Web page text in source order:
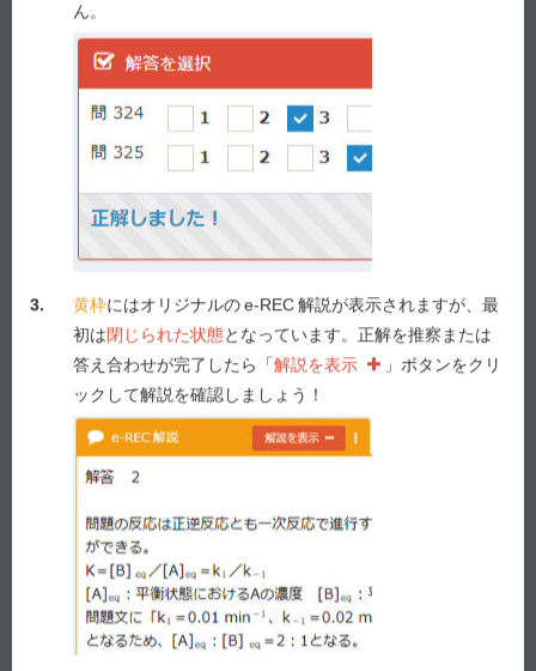
ん。
3. 黄枠にはオリジナルのe-REC解説が表示されますが、最
初は閉じられた状態となっています。正解を推察または
答え合わせが完了したら「解説を表示
」ボタンをクリ
ックして解説を確認しましょう！
問 190
e-REC解説
解説動画作成を要望！